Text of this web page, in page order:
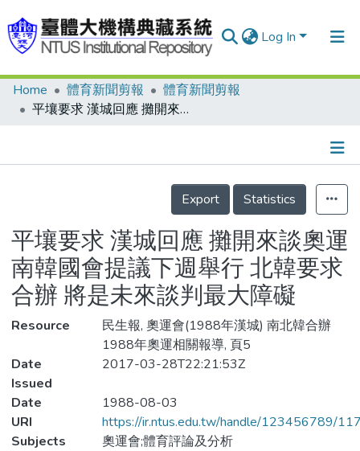
Log In
Communities & Collections
Statistics
Home 體育新聞剪報
體育新聞剪報
平壤要求 漢城回應 攤開來談奧運 南韓國會提議下週舉行 北韓要求合辦 將是未來談判最大障礙
Details
Export
Statistics
平壤要求 漢城回應 攤開來談奧運
南韓國會提議下週舉行 北韓要求
合辦 將是未來談判最大障礙
Resource
民生報, 奧運會(1988年漢城) 南北韓合辦
1988年奧運相關報導, 頁5
Date
Issued
2017-03-28T22:21:53Z
Date
1988-08-03
URI
https://ir.ntus.edu.tw/handle/123456789/
Subjects
奧運會;體育評論及分析